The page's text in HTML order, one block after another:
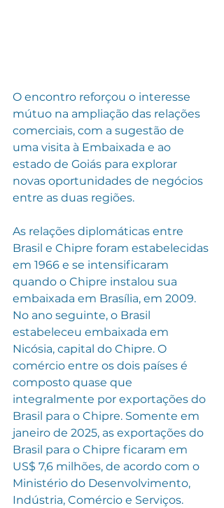
O encontro reforçou o interesse
mútuo na ampliação das relações
comerciais, com a sugestão de
uma visita à Embaixada e ao
estado de Goiás para explorar
novas oportunidades de negócios
entre as duas regiões.
As relações diplomáticas entre
Brasil e Chipre foram estabelecidas
em 1966 e se intensificaram
quando o Chipre instalou sua
embaixada em Brasília, em 2009.
No ano seguinte, o Brasil
estabeleceu embaixada em
Nicósia, capital do Chipre. O
comércio entre os dois países é
composto quase que
integralmente por exportações do
Brasil para o Chipre. Somente em
janeiro de 2025, as exportações do
Brasil para o Chipre ficaram em
US$ 7,6 milhões, de acordo com o
Ministério do Desenvolvimento,
Indústria, Comércio e Serviços.